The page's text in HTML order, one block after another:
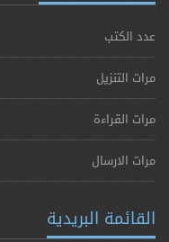
عدد الكتب
مرات التنزيل
مرات القراءة
مرات الارسال
القائمة البريدية